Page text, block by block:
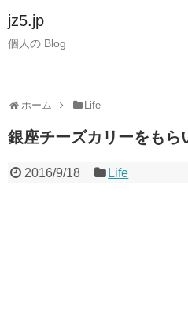
jz5.jp
個人の Blog
ホーム Life
銀座チーズカリーをもら
2016/9/18 Life